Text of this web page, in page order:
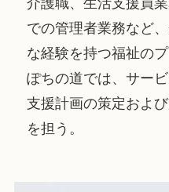
での管理者業務など
な経験を持つ福祉の
ぽちの道では、サー
支援計画の策定およ
を担う。